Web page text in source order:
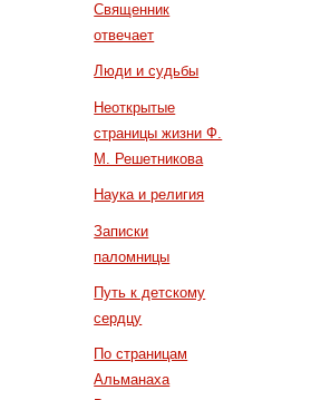
Священник
отвечает
Люди и судьбы
Неоткрытые
страницы жизни Ф.
М. Решетникова
Наука и религия
Записки
паломницы
Путь к детскому
сердцу
По страницам
Альманаха